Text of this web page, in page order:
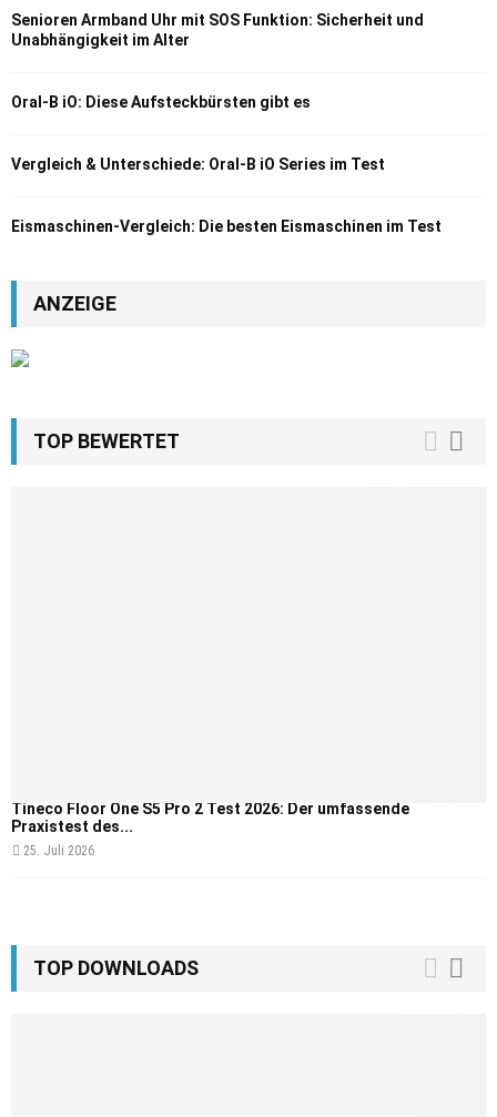
Senioren Armband Uhr mit SOS Funktion: Sicherheit und
Unabhängigkeit im Alter
Oral-B iO: Diese Aufsteckbürsten gibt es
Vergleich & Unterschiede: Oral-B iO Series im Test
Eismaschinen-Vergleich: Die besten Eismaschinen im Test
ANZEIGE
TOP BEWERTET
Tineco Floor One S5 Pro 2 Test 2026: Der umfassende
Praxistest des...
25. Juli 2026
TOP DOWNLOADS